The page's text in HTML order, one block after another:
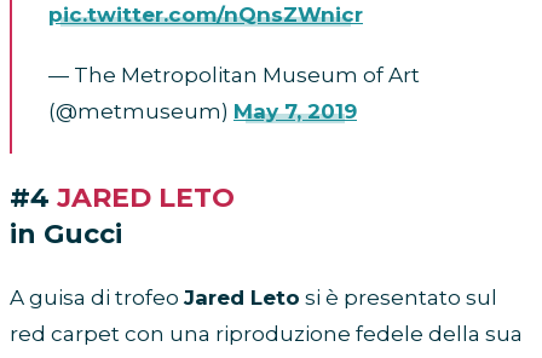
pic.twitter.com/nQnsZWnicr
— The Metropolitan Museum of Art
(@metmuseum) May 7, 2019
#4 JARED LETO
in Gucci
A guisa di trofeo Jared Leto si è presentato sul
red carpet con una riproduzione fedele della sua